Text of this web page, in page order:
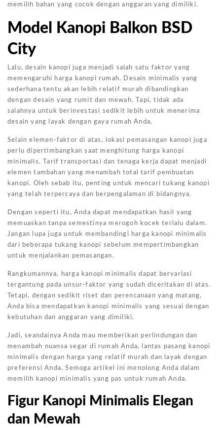
memilih bahan yang cocok dengan anggaran yang dimiliki.
Model Kanopi Balkon BSD
City
Lalu, desain kanopi juga menjadi salah satu faktor yang
memengaruhi harga kanopi rumah. Desain minimalis yang
sederhana tentu akan lebih relatif murah dibandingkan
dengan desain yang rumit dan mewah. Tapi, tidak ada
salahnya untuk berinvestasi sedikit lebih untuk menerima
desain yang layak dengan gaya rumah Anda.
Selain elemen-faktor di atas, lokasi pemasangan kanopi juga
perlu dipertimbangkan saat menghitung harga kanopi
minimalis. Tarif transportasi dan tenaga kerja dapat menjadi
elemen tambahan yang menambah total tarif pembuatan
kanopi. Oleh sebab itu, penting untuk mencari tukang kanopi
yang telah terpercaya dan berpengalaman di bidangnya.
Dengan seperti itu, Anda dapat mendapatkan hasil yang
memuaskan tanpa semestinya merogoh kocek terlalu dalam.
Jangan lupa juga untuk membandingi harga kanopi minimalis
dari beberapa tukang kanopi sebelum mempertimbangkan
untuk menjalankan pemasangan.
Rangkumannya, harga kanopi minimalis dapat bervariasi
tergantung pada unsur-faktor yang sudah diceritakan di atas.
Tetapi, dengan sedikit riset dan perencanaan yang matang,
Anda bisa mendapatkan kanopi minimalis yang sesuai dengan
kebutuhan dan anggaran yang dimiliki.
Jadi, seandainya Anda mau memberikan perlindungan dan
menambah nuansa segar di rumah Anda, lantas pasang kanopi
minimalis dengan harga yang relatif murah dan layak dengan
preferensi Anda. Semoga artikel ini menolong Anda dalam
memilih kanopi minimalis yang pas untuk rumah Anda.
Figur Kanopi Minimalis Elegan
dan Mewah